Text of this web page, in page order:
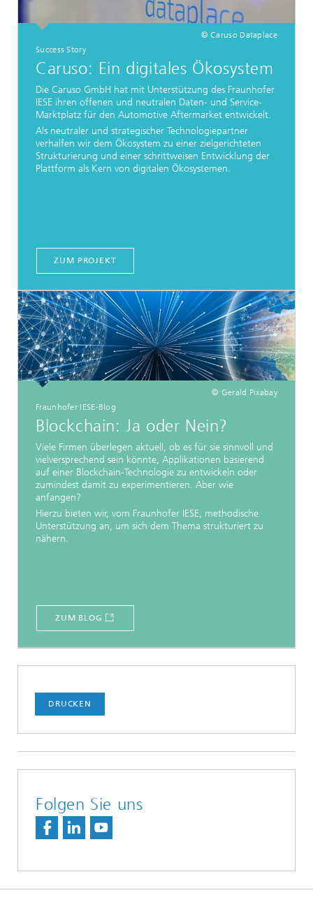
© Caruso Dataplace
Success Story
Caruso: Ein digitales Ökosystem
Die Caruso GmbH hat mit Unterstützung des Fraunhofer
IESE ihren offenen und neutralen Daten- und Service-
Marktplatz für den Automotive Aftermarket entwickelt.
Als neutraler und strategischer Technologiepartner
verhalfen wir dem Ökosystem zu einer zielgerichteten
Strukturierung und einer schrittweisen Entwicklung der
Plattform als Kern von digitalen Ökosystemen.
ZUM PROJEKT
© Gerald Pixabay
Fraunhofer IESE-Blog
Blockchain: Ja oder Nein?
Viele Firmen überlegen aktuell, ob es für sie sinnvoll und
vielversprechend sein könnte, Applikationen basierend
auf einer Blockchain-Technologie zu entwickeln oder
zumindest damit zu experimentieren. Aber wie
anfangen?
Hierzu bieten wir, vom Fraunhofer IESE, methodische
Unterstützung an, um sich dem Thema strukturiert zu
nähern.
ZUM BLOG
DRUCKEN
Folgen Sie uns